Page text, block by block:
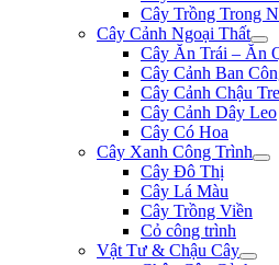
Cây Trồng Trong
Cây Cảnh Ngoại Thất
Cây Ăn Trái – Ăn
Cây Cảnh Ban
Cây Cảnh Chậu
Cây Cảnh Dây Leo
Cây Có Hoa
Cây Xanh Công Trình
Cây Đô Thị
Cây Lá Màu
Cây Trồng Viền
Cỏ công trình
Vật Tư & Chậu Cây